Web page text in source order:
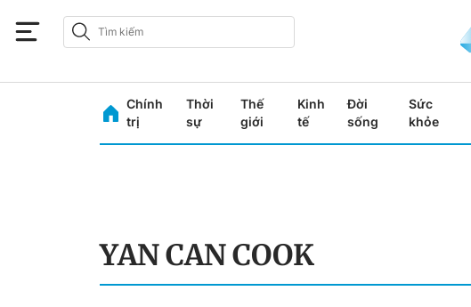
Chính
trị
Thời
sự
Thế
giới
Kinh
tế
Đời
sống
Sức
khỏe
YAN CAN COOK